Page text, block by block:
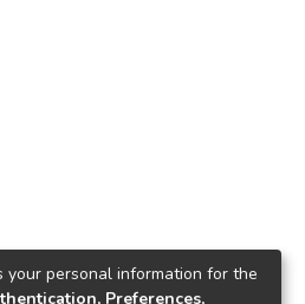
your personal information for the
Preferences,